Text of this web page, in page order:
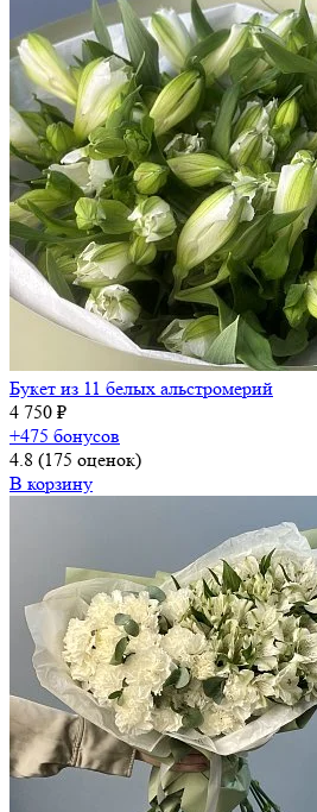
Букет из 11 белых альстромерий
4 750 ₽
+475 бонусов
4.8 (175 оценок)
В корзину